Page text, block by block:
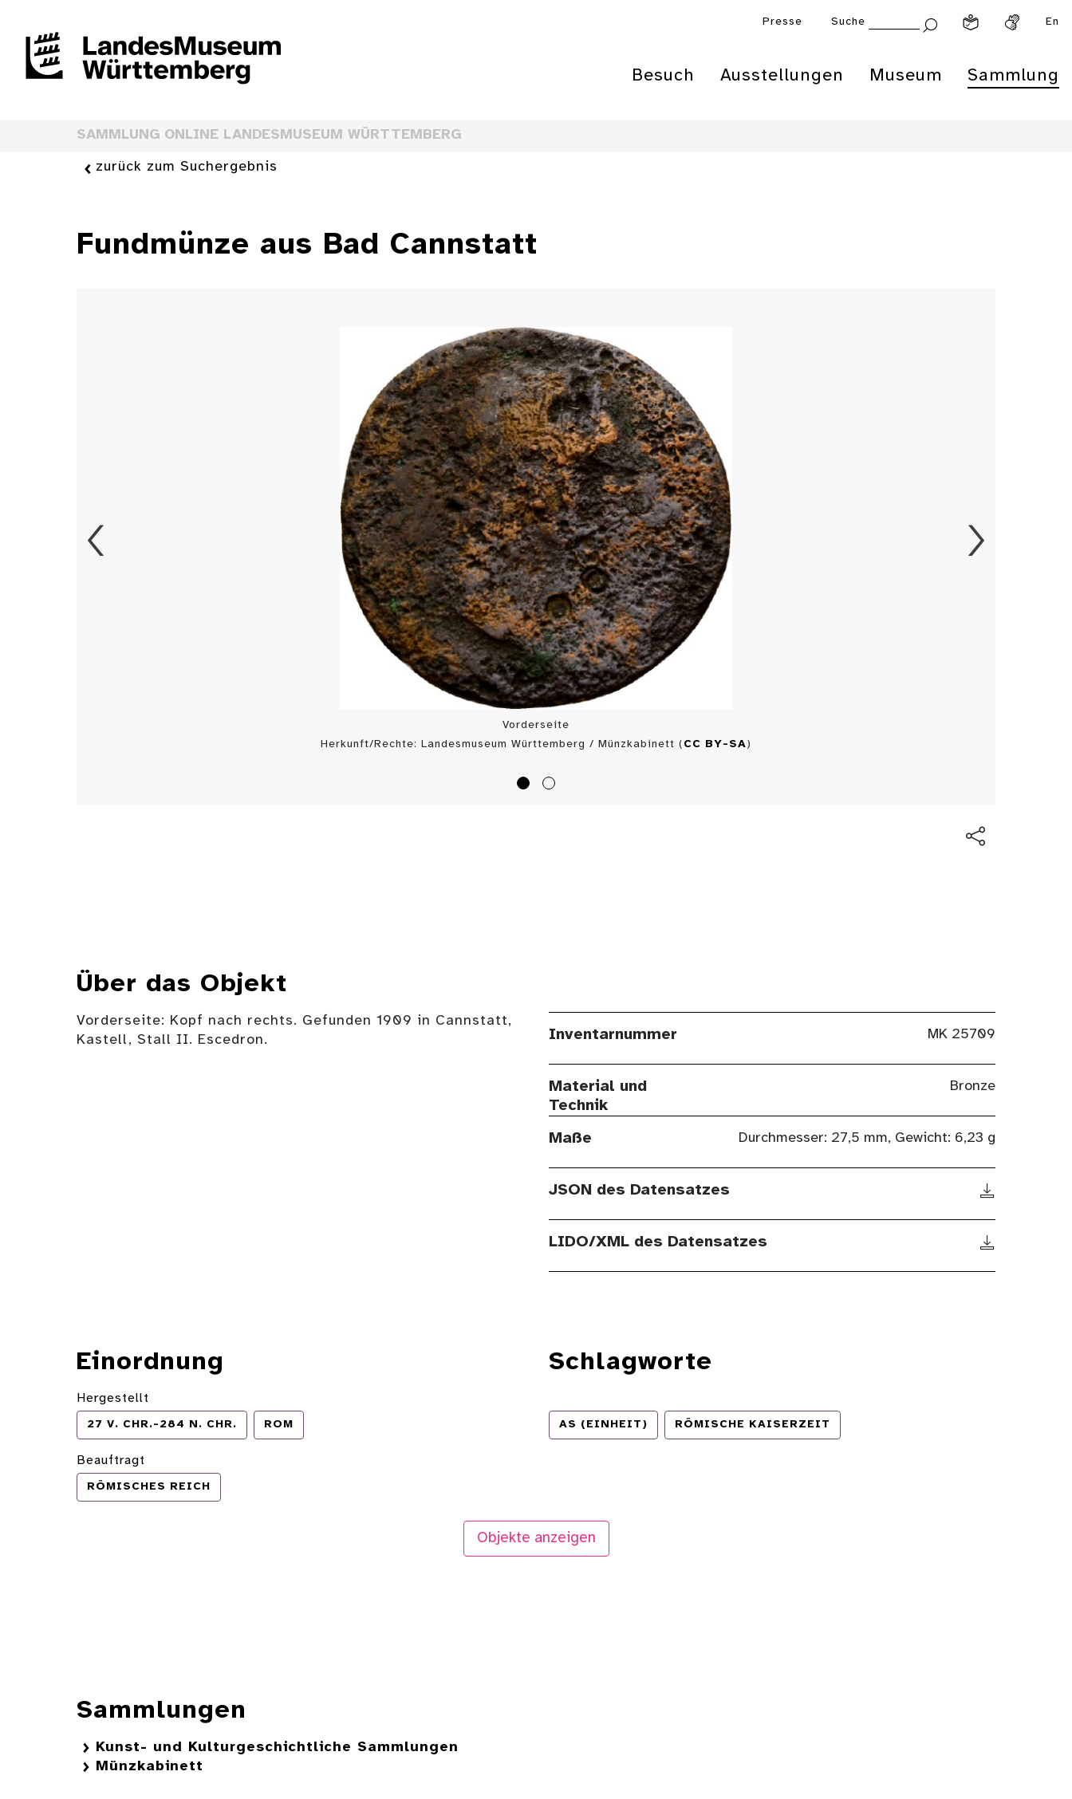
Presse Suche En
Besuch Ausstellungen Museum Sammlung
SAMMLUNG ONLINE LANDESMUSEUM WÜRTTEMBERG
zurück zum Suchergebnis
Fundmünze aus Bad Cannstatt
Vorderseite
Herkunft/Rechte: Landesmuseum Württemberg / Münzkabinett ( CC BY-SA)
Über das Objekt
Vorderseite: Kopf nach rechts. Gefunden 1909 in Cannstatt,
Kastell, Stall II. Escedron.
Inventarnummer MK 25709
Material und
Technik
Bronze
Maße Durchmesser: 27,5 mm, Gewicht: 6,23 g
JSON des Datensatzes
LIDO/XML des Datensatzes
Einordnung
Hergestellt
27 V. CHR.-284 N. CHR. ROM
Beauftragt
RÖMISCHES REICH
Schlagworte
AS (EINHEIT) RÖMISCHE KAISERZEIT
Objekte anzeigen
Sammlungen
Kunst- und Kulturgeschichtliche Sammlungen
Münzkabinett